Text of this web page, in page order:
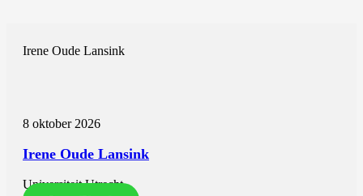
Irene Oude Lansink
8 oktober 2026
Irene Oude Lansink
Universiteit Utrecht